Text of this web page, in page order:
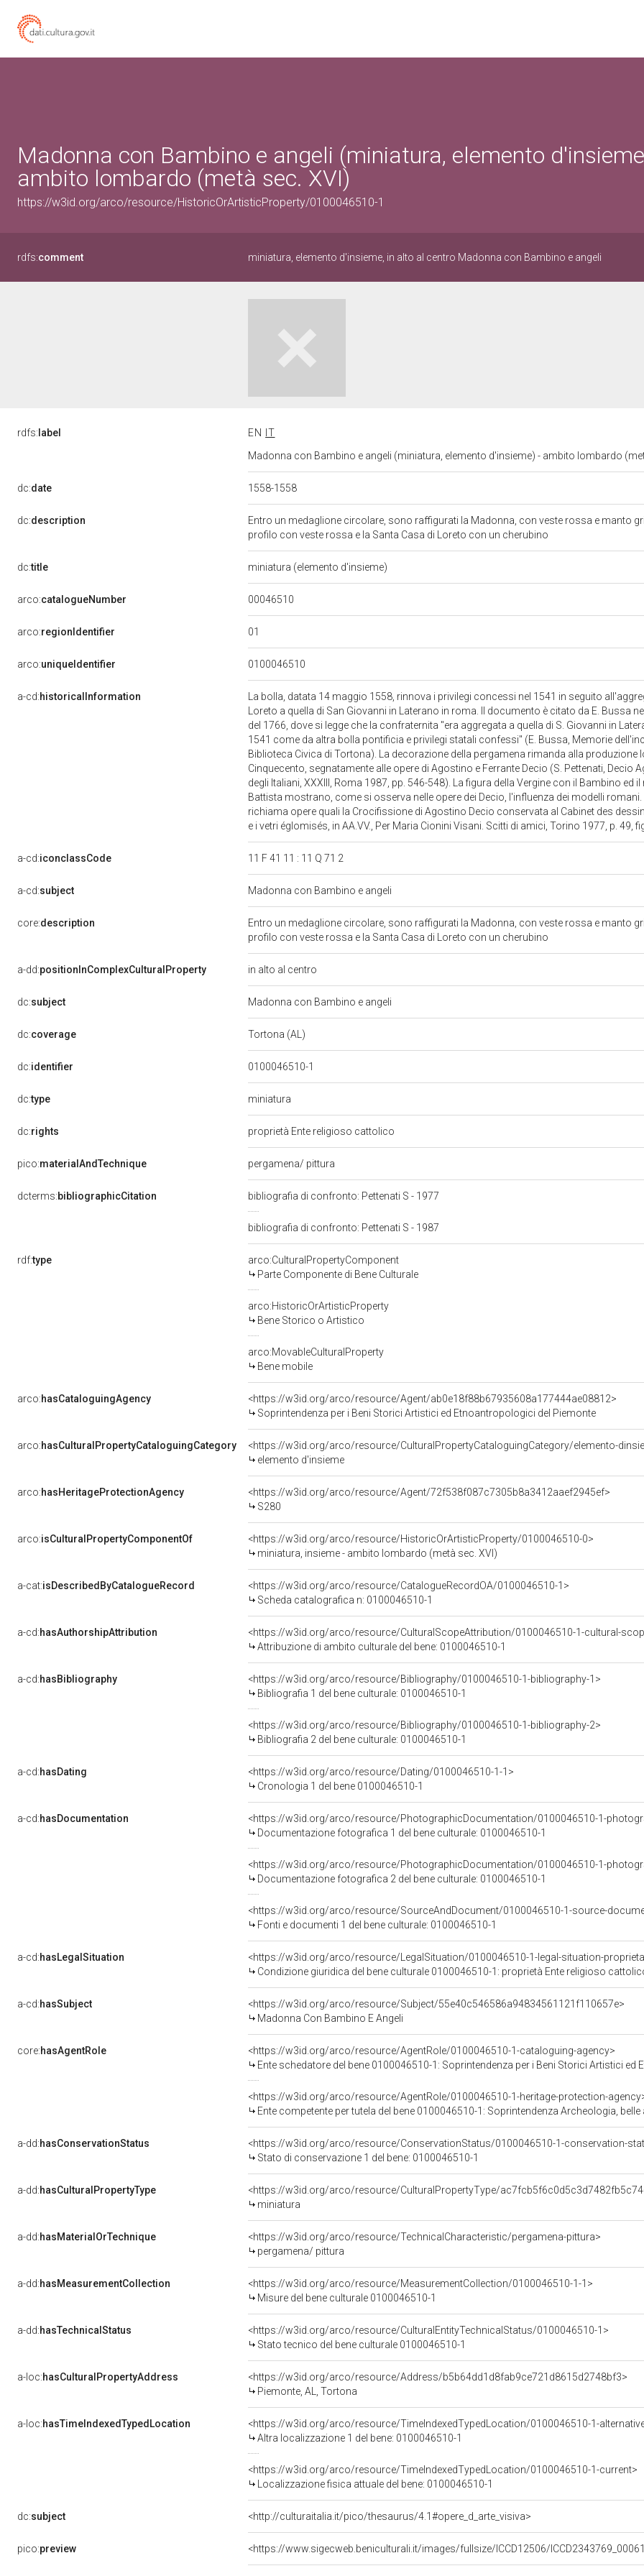
Madonna con Bambino e angeli (miniatura, elemento
ambito lombardo (metà sec. XVI)
https://w3id.org/arco/resource/HistoricOrArtisticProperty/0100046510-1
rdfs:comment miniatura, elemento d'insieme, in alto al centro Madonna con Bambino e angeli
rdfs: label EN
IT
Madonna con Bambino e angeli (miniatura, elemento d'insieme) - ambito lombardo
dc:date 1558-1558
dc:description
Entro un medaglione circolare, sono raffigurati la Madonna, con veste rossa e manto
profilo con veste rossa e la Santa Casa di Loreto con un cherubino
dc:title miniatura (elemento d'insieme)
arco:catalogueNumber 00046510
arco:regionIdentifier 01
arco:uniqueIdentifier 0100046510
a-cd:historicalInformation
La bolla, datata 14 maggio 1558, rinnova i privilegi concessi nel 1541 in seguito
Loreto a quella di San Giovanni in Laterano in roma. Il documento è citato da E. Bussa
del 1766, dove si legge che la confraternita "era aggregata a quella di S. Giovanni in
1541 come da altra bolla pontificia e privilegi statali confessi" (E. Bussa, Memorie
Biblioteca Civica di Tortona). La decorazione della pergamena rimanda alla produzione
Cinquecento, segnatamente alle opere di Agostino e Ferrante Decio (S. Pettenati, Decio
degli Italiani, XXXIII, Roma 1987, pp. 546-548). La figura della Vergine con il Bambino ed
Battista mostrano, come si osserva nelle opere dei Decio, l'influenza dei modelli romani.
richiama opere quali la Crocifissione di Agostino Decio conservata al Cabinet des
e i vetri églomisés, in AA.VV., Per Maria Cionini Visani. Scitti di amici, Torino 1977, p. 49,
a-cd:iconclassCode 11 F 41 11 : 11 Q 71 2
a-cd:subject Madonna con Bambino e angeli
core:description
Entro un medaglione circolare, sono raffigurati la Madonna, con veste rossa e manto
profilo con veste rossa e la Santa Casa di Loreto con un cherubino
a-dd:positionInComplexCulturalProperty in alto al centro
dc:subject Madonna con Bambino e angeli
dc:coverage Tortona (AL)
dc:identifier 0100046510-1
dc:type miniatura
dc:rights proprietà Ente religioso cattolico
pico:materialAndTechnique pergamena/ pittura
dcterms:bibliographicCitation bibliografia di confronto: Pettenati S - 1977
bibliografia di confronto: Pettenati S - 1987
rdf:type
arco:CulturalPropertyComponent
Parte Componente di Bene Culturale
arco:HistoricOrArtisticProperty
Bene Storico o Artistico
arco:MovableCulturalProperty
Bene mobile
arco:hasCataloguingAgency
<https://w3id.org/arco/resource/Agent/ab0e18f88b67935608a177444ae08812>
Soprintendenza per i Beni Storici Artistici ed Etnoantropologici del Piemonte
arco:hasCulturalPropertyCataloguingCategory
<https://w3id.org/arco/resource/CulturalPropertyCataloguingCategory/elemento-
elemento d'insieme
arco:hasHeritageProtectionAgency
<https://w3id.org/arco/resource/Agent/72f538f087c7305b8a3412aaef2945ef>
S280
arco:isCulturalPropertyComponentOf
<https://w3id.org/arco/resource/HistoricOrArtisticProperty/0100046510-0>
miniatura, insieme - ambito lombardo (metà sec. XVI)
a-cat:isDescribedByCatalogueRecord
<https://w3id.org/arco/resource/CatalogueRecordOA/0100046510-1>
Scheda catalografica n: 0100046510-1
a-cd:hasAuthorshipAttribution
<https://w3id.org/arco/resource/CulturalScopeAttribution/0100046510-1-cultural-
Attribuzione di ambito culturale del bene: 0100046510-1
a-cd:hasBibliography
<https://w3id.org/arco/resource/Bibliography/0100046510-1-bibliography-1>
Bibliografia 1 del bene culturale: 0100046510-1
<https://w3id.org/arco/resource/Bibliography/0100046510-1-bibliography-2>
Bibliografia 2 del bene culturale: 0100046510-1
a-cd:hasDating
<https://w3id.org/arco/resource/Dating/0100046510-1-1>
Cronologia 1 del bene 0100046510-1
a-cd:hasDocumentation
<https://w3id.org/arco/resource/PhotographicDocumentation/0100046510-1-
Documentazione fotografica 1 del bene culturale: 0100046510-1
<https://w3id.org/arco/resource/PhotographicDocumentation/0100046510-1-
Documentazione fotografica 2 del bene culturale: 0100046510-1
<https://w3id.org/arco/resource/SourceAndDocument/0100046510-1-source-
Fonti e documenti 1 del bene culturale: 0100046510-1
a-cd:hasLegalSituation
<https://w3id.org/arco/resource/LegalSituation/0100046510-1-legal-situation-
Condizione giuridica del bene culturale 0100046510-1: proprietà Ente religioso
a-cd:hasSubject
<https://w3id.org/arco/resource/Subject/55e40c546586a94834561121f110657e>
Madonna Con Bambino E Angeli
core:hasAgentRole
<https://w3id.org/arco/resource/AgentRole/0100046510-1-cataloguing-agency>
Ente schedatore del bene 0100046510-1: Soprintendenza per i Beni Storici Artistici
<https://w3id.org/arco/resource/AgentRole/0100046510-1-heritage-protection-
Ente competente per tutela del bene 0100046510-1: Soprintendenza Archeologia,
a-dd:hasConservationStatus
<https://w3id.org/arco/resource/ConservationStatus/0100046510-1-conservation-
Stato di conservazione 1 del bene: 0100046510-1
a-dd:hasCulturalPropertyType
<https://w3id.org/arco/resource/CulturalPropertyType/
miniatura
a-dd:hasMaterialOrTechnique
<https://w3id.org/arco/resource/TechnicalCharacteristic/pergamena-pittura>
pergamena/ pittura
a-dd:hasMeasurementCollection
<https://w3id.org/arco/resource/MeasurementCollection/0100046510-1-1>
Misure del bene culturale 0100046510-1
a-dd:hasTechnicalStatus
<https://w3id.org/arco/resource/CulturalEntityTechnicalStatus/0100046510-1>
Stato tecnico del bene culturale 0100046510-1
a-loc:hasCulturalPropertyAddress
<https://w3id.org/arco/resource/Address/b5b64dd1d8fab9ce721d8615d2748bf3>
Piemonte, AL, Tortona
a-loc:hasTimeIndexedTypedLocation
<https://w3id.org/arco/resource/TimeIndexedTypedLocation/0100046510-1-
Altra localizzazione 1 del bene: 0100046510-1
<https://w3id.org/arco/resource/TimeIndexedTypedLocation/0100046510-1-current>
Localizzazione fisica attuale del bene: 0100046510-1
dc:subject <http://culturaitalia.it/pico/thesaurus/4.1#opere_d_arte_visiva>
pico:preview <https://www.sigecweb.beniculturali.it/images/fullsize/ICCD12506/